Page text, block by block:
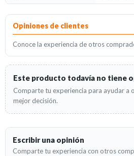
Opiniones
Opiniones de clientes
Conoce la experiencia de otros
Este producto todavía no tiene
Comparte tu experiencia para ayudar a
mejor decisión.
Escribir una opinión
Comparte tu experiencia con otros